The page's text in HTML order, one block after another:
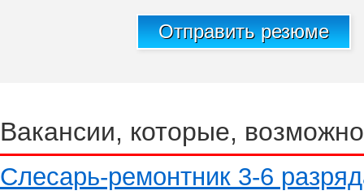
Отправить резюме
Вакансии, которые,
Слесарь-ремонтник 3-6